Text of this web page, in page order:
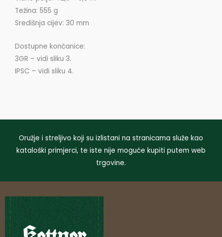
Težina: 555 g
Središnja cijev: 30 mm
Dostupne končanice:
3GR – vidi sliku 3.
IPSC – vidi sliku 4.
Oružje i streljivo koji su izlistani na stranicama služe kao
kataloški primjerci, te iste nije moguće kupiti putem web
trgovine.